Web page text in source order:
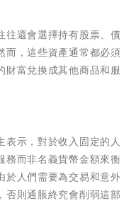
往還會選擇持有股票、債
而，這些資產通常都必須
財富兌換成其他商品和服
表示，對於收入固定的人
務而非名義貨幣金額來衡
於人們需要為交易和意外
否則通脹終究會削弱這部